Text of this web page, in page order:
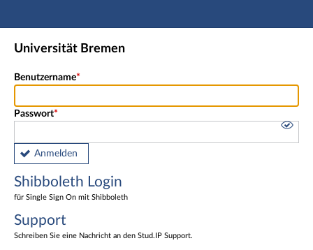
Hauptnavigation
Shibboleth Login
Universität Bremen
Benutzername
Passwort
Anmelden
Shibboleth Login
für Single Sign On mit Shibboleth
Support
Schreiben Sie eine Nachricht an den Stud.IP Support.